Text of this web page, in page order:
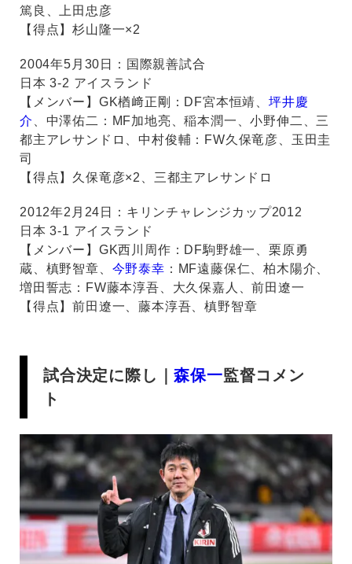
篤良、上田忠彦
【得点】杉山隆一×2
2004年5月30日：国際親善試合
日本 3-2 アイスランド
【メンバー】GK楢﨑正剛：DF宮本恒靖、 坪井慶
介 、中澤佑二：MF加地亮、稲本潤一、小野伸二、三
都主アレサンドロ、中村俊輔：FW久保竜彦、玉田圭
司
【得点】久保竜彦×2、三都主アレサンドロ
2012年2月24日：キリンチャレンジカップ2012
日本 3-1 アイスランド
【メンバー】GK西川周作：DF駒野雄一、栗原勇
蔵、槙野智章、 今野泰幸 ：MF遠藤保仁、柏木陽介、
増田誓志：FW藤本淳吾、大久保嘉人、前田遼一
【得点】前田遼一、藤本淳吾、槙野智章
試合決定に際し｜森保一監督コメン
ト